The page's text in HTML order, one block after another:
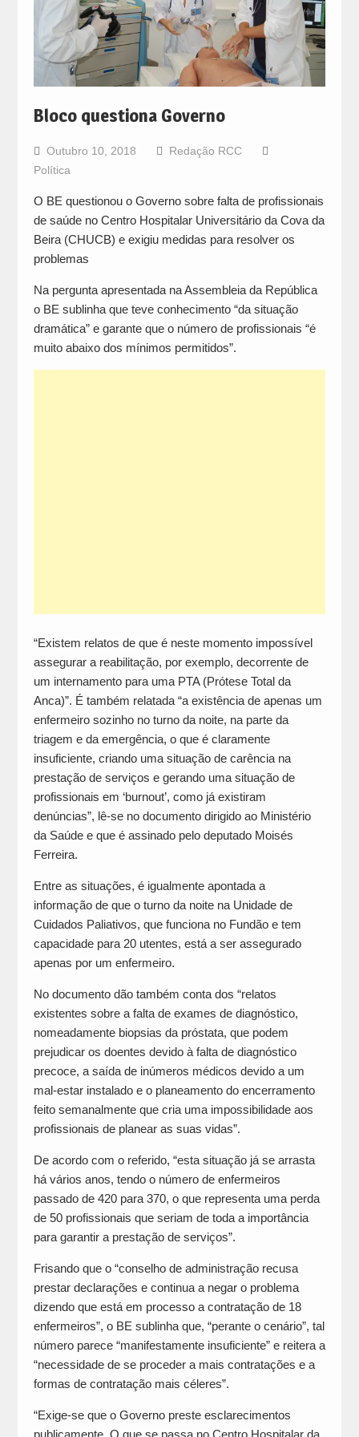
Bloco questiona Governo
Outubro 10, 2018
Redação RCC
Política
O BE questionou o Governo sobre falta de profissionais
de saúde no Centro Hospitalar Universitário da Cova da
Beira (CHUCB) e exigiu medidas para resolver os
problemas
Na pergunta apresentada na Assembleia da República
o BE sublinha que teve conhecimento “da situação
dramática” e garante que o número de profissionais “é
muito abaixo dos mínimos permitidos”.
“Existem relatos de que é neste momento impossível
assegurar a reabilitação, por exemplo, decorrente de
um internamento para uma PTA (Prótese Total da
Anca)”. É também relatada “a existência de apenas um
enfermeiro sozinho no turno da noite, na parte da
triagem e da emergência, o que é claramente
insuficiente, criando uma situação de carência na
prestação de serviços e gerando uma situação de
profissionais em ‘burnout’, como já existiram
denúncias”, lê-se no documento dirigido ao Ministério
da Saúde e que é assinado pelo deputado Moisés
Ferreira.
Entre as situações, é igualmente apontada a
informação de que o turno da noite na Unidade de
Cuidados Paliativos, que funciona no Fundão e tem
capacidade para 20 utentes, está a ser assegurado
apenas por um enfermeiro.
No documento dão também conta dos “relatos
existentes sobre a falta de exames de diagnóstico,
nomeadamente biopsias da próstata, que podem
prejudicar os doentes devido à falta de diagnóstico
precoce, a saída de inúmeros médicos devido a um
mal-estar instalado e o planeamento do encerramento
feito semanalmente que cria uma impossibilidade aos
profissionais de planear as suas vidas”.
De acordo com o referido, “esta situação já se arrasta
há vários anos, tendo o número de enfermeiros
passado de 420 para 370, o que representa uma perda
de 50 profissionais que seriam de toda a importância
para garantir a prestação de serviços”.
Frisando que o “conselho de administração recusa
prestar declarações e continua a negar o problema
dizendo que está em processo a contratação de 18
enfermeiros”, o BE sublinha que, “perante o cenário”, tal
número parece “manifestamente insuficiente” e reitera a
“necessidade de se proceder a mais contratações e a
formas de contratação mais céleres”.
“Exige-se que o Governo preste esclarecimentos